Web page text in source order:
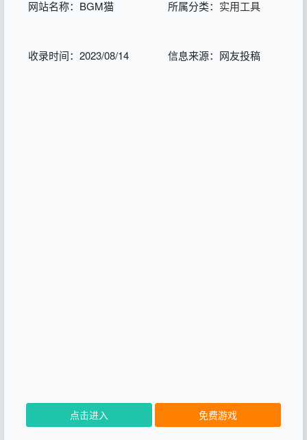
网站名称：BGM猫 所属分类： 实用工具
收录时间：2023/08/14 信息来源：网友投稿
点击进入 免费游戏